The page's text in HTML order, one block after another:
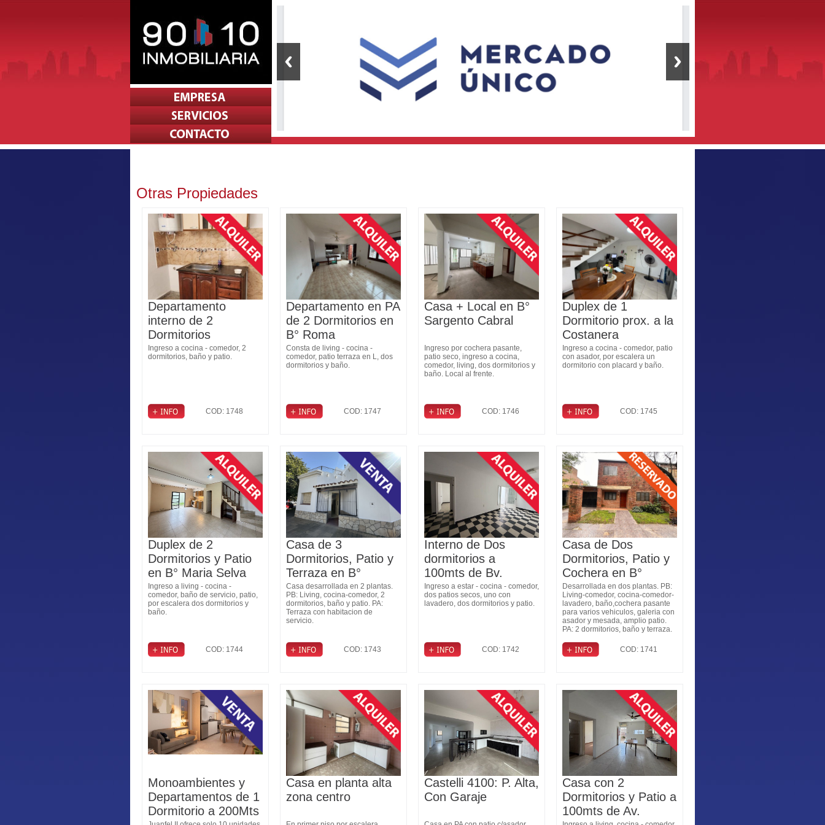
Otras Propiedades
Departamento
interno de 2
Dormitorios
Ingreso a cocina - comedor, 2
dormitorios, baño y patio.
COD: 1748
Departamento en PA
de 2 Dormitorios en
B° Roma
Consta de living - cocina -
comedor, patio terraza en L, dos
dormitorios y baño.
COD: 1747
Casa + Local en B°
Sargento Cabral
Ingreso por cochera pasante,
patio seco, ingreso a cocina,
comedor, living, dos dormitorios y
baño. Local al frente.
COD: 1746
Duplex de 1
Dormitorio prox. a la
Costanera
Ingreso a cocina - comedor, patio
con asador, por escalera un
dormitorio con placard y baño.
COD: 1745
Duplex de 2
Dormitorios y Patio
en B° Maria Selva
Ingreso a living - cocina -
comedor, baño de servicio, patio,
por escalera dos dormitorios y
baño.
COD: 1744
Casa de 3
Dormitorios, Patio y
Terraza en B°
Fomento 9 de Julio
Casa desarrollada en 2 plantas.
PB: Living, cocina-comedor, 2
dormitorios, baño y patio. PA:
Terraza con habitacion de
servicio.
COD: 1743
Interno de Dos
dormitorios a
100mts de Bv.
Pellegrini
Ingreso a estar - cocina - comedor,
dos patios secos, uno con
lavadero, dos dormitorios y patio.
COD: 1742
Casa de Dos
Dormitorios, Patio y
Cochera en B°
Judiciales
Desarrollada en dos plantas. PB:
Living-comedor, cocina-comedor-
lavadero, baño,cochera pasante
para varios vehiculos, galeria con
asador y mesada, amplio patio.
PA: 2 dormitorios, baño y terraza.
COD: 1741
Monoambientes y
Departamentos de 1
Dormitorio a 200Mts
Casa en planta alta
zona centro
Castelli 4100: P. Alta,
Con Garaje
Casa con 2
Dormitorios y Patio a
100mts de Av.